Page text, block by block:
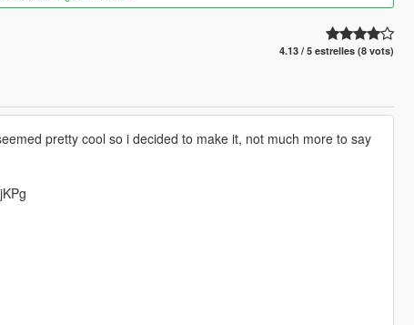
4.13 / 5 estrelles (8 vots)
pretty cool so i decided to make it, not much more to say